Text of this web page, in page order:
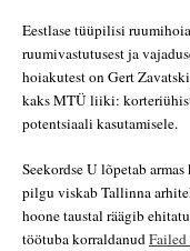
Eestlase tüüpilisi
ruumivastutusest ja
hoiakutest on Gert
kaks MTÜ liiki:
potentsiaali kasutamisele.
Seekordse U lõpetab
pilgu viskab Tallinna
hoone taustal räägib
töötuba korraldanud